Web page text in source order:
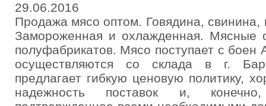
29.06.2016
Продажа мясо оптом. Говядина, свинина,
Замороженная и охлажденная. Мясные
полуфабрикатов. Мясо поступает с боен
осуществляются со склада в г.
предлагает гибкую ценовую политику,
надежность поставок и,